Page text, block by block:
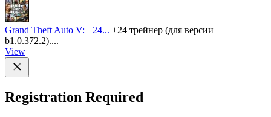
Grand Theft Auto V: +24... +24 трейнер (для версии
b1.0.372.2)....
View
Registration Required